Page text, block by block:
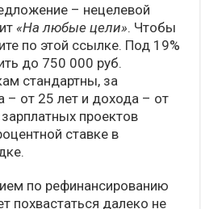
– нецелевой
«На любые цели». Чтобы
по этой ссылке. Под 19%
до 750 000 руб.
стандартны, за
– от 25 лет и дохода – от
проектов
ставке в
по рефинансированию
похвастаться далеко не